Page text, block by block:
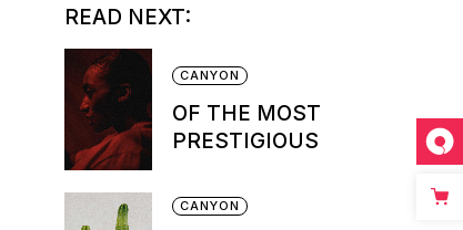
READ NEXT:
CANYON
OF THE MOST
PRESTIGIOUS
CANYON